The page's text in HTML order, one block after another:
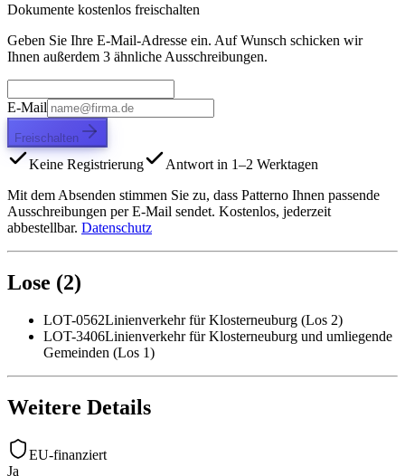
Dokumente kostenlos freischalten
Geben Sie Ihre E-Mail-Adresse ein. Auf Wunsch schicken wir
Ihnen außerdem 3 ähnliche Ausschreibungen.
E-Mail
Freischalten
Keine Registrierung
Antwort in 1–2 Werktagen
Mit dem Absenden stimmen Sie zu, dass Patterno Ihnen passende
Ausschreibungen per E-Mail sendet. Kostenlos, jederzeit
abbestellbar. Datenschutz
Lose (2)
LOT-0562Linienverkehr für Klosterneuburg (Los 2)
LOT-3406Linienverkehr für Klosterneuburg und umliegende
Gemeinden (Los 1)
Weitere Details
EU-finanziert
Ja